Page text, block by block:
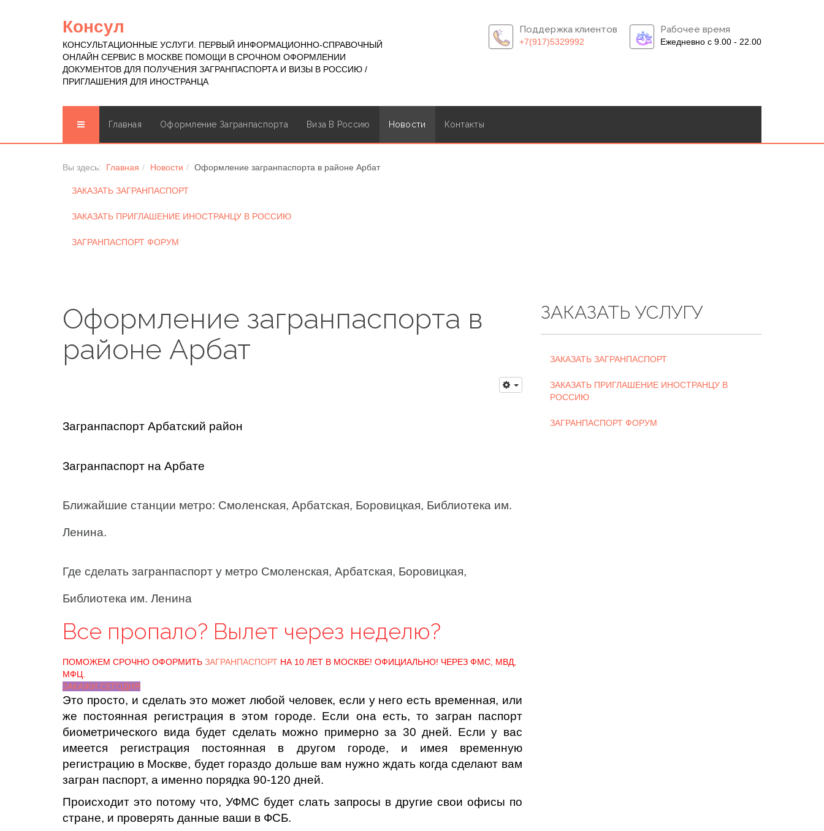
Консул
КОНСУЛЬТАЦИОННЫЕ УСЛУГИ. ПЕРВЫЙ ИНФОРМАЦИОННО-СПРАВОЧНЫЙ
ОНЛАЙН СЕРВИС В МОСКВЕ ПОМОЩИ В СРОЧНОМ ОФОРМЛЕНИИ
ДОКУМЕНТОВ ДЛЯ ПОЛУЧЕНИЯ ЗАГРАНПАСПОРТА И ВИЗЫ В РОССИЮ /
ПРИГЛАШЕНИЯ ДЛЯ ИНОСТРАНЦА
Поддержка клиентов
+7(917)5329992
Рабочее время
Ежедневно с 9.00 - 22.00
Главная Оформление Загранпаспорта Виза В Россию Новости Контакты
Вы здесь: Главная Новости Оформление загранпаспорта в районе Арбат
ЗАКАЗАТЬ ЗАГРАНПАСПОРТ
ЗАКАЗАТЬ ПРИГЛАШЕНИЕ ИНОСТРАНЦУ В РОССИЮ
ЗАГРАНПАСПОРТ ФОРУМ
Оформление загранпаспорта в
районе Арбат
Загранпаспорт Арбатский район
Загранпаспорт на Арбате
Ближайшие станции метро: Смоленская, Арбатская, Боровицкая, Библиотека им.
Ленина.
Где сделать загранпаспорт у метро Смоленская, Арбатская, Боровицкая,
Библиотека им. Ленина
Все пропало? Вылет через неделю?
ПОМОЖЕМ СРОЧНО ОФОРМИТЬ ЗАГРАНПАСПОРТ НА 10 ЛЕТ В МОСКВЕ! ОФИЦИАЛЬНО! ЧЕРЕЗ ФМС, МВД,
МФЦ.
ЗАКАЖИ СЕГОДНЯ
Это просто, и сделать это может любой человек, если у него есть временная, или
же постоянная регистрация в этом городе. Если она есть, то загран паспорт
биометрического вида будет сделать можно примерно за 30 дней. Если у вас
имеется регистрация постоянная в другом городе, и имея временную
регистрацию в Москве, будет гораздо дольше вам нужно ждать когда сделают вам
загран паспорт, а именно порядка 90-120 дней.
Происходит это потому что, УФМС будет слать запросы в другие свои офисы по
стране, и проверять данные ваши в ФСБ.
ЗАКАЗАТЬ УСЛУГУ
ЗАКАЗАТЬ ЗАГРАНПАСПОРТ
ЗАКАЗАТЬ ПРИГЛАШЕНИЕ ИНОСТРАНЦУ В
РОССИЮ
ЗАГРАНПАСПОРТ ФОРУМ